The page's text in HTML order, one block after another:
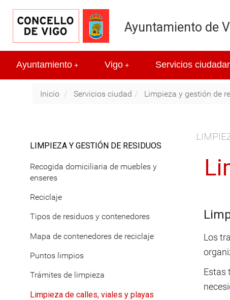
Ayuntamiento de
+
Ayuntamiento +
Vigo Servicios
Inicio Servicios ciudad Limpieza y gestión de
Los
Estas
LIMPIEZA Y GESTIÓN DE RESIDUOS
Recogida domiciliaria de muebles y
enseres
Reciclaje
Tipos de residuos y contenedores
Mapa de contenedores de reciclaje
Puntos limpios
Trámites de limpieza
Limpieza de calles, viales y playas